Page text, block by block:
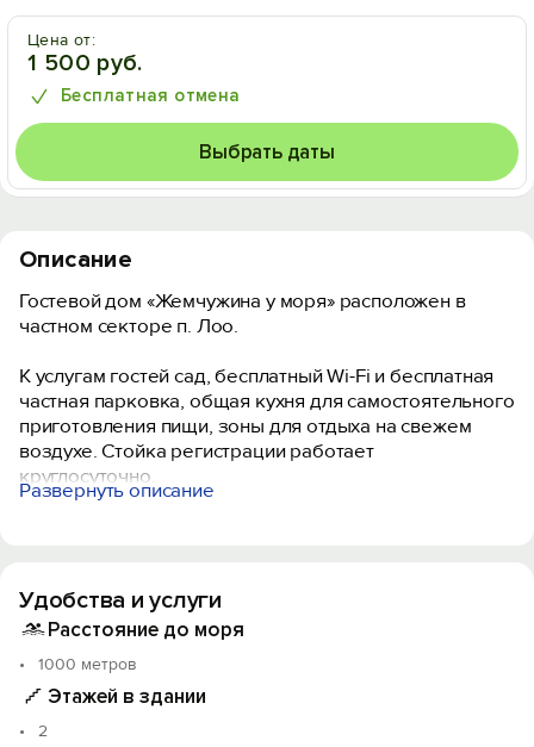
Цена от:
1 500 руб.
Бесплатная отмена
Выбрать даты
Описание
Гостевой дом «Жемчужина у моря» расположен в
частном секторе п. Лоо.
К услугам гостей сад, бесплатный Wi-Fi и бесплатная
частная парковка, общая кухня для самостоятельного
приготовления пищи, зоны для отдыха на свежем
воздухе. Стойка регистрации работает
круглосуточно.
Пляж «Горный воздух» расположен в 600 метрах,
2,2 км.
Развернуть описание
Удобства и услуги
Расстояние до моря
1000 метров
Этажей в здании
2